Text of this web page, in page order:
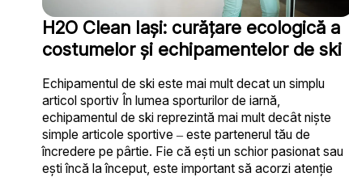
H2O Clean Iași: curățare ecologică a
costumelor și echipamentelor de ski
Echipamentul de ski este mai mult decat un simplu
articol sportiv În lumea sporturilor de iarnă,
echipamentul de ski reprezintă mai mult decât niște
simple articole sportive – este partenerul tău de
încredere pe pârtie. Fie că ești un schior pasionat sau
ești încă la început, este important să acorzi atenție